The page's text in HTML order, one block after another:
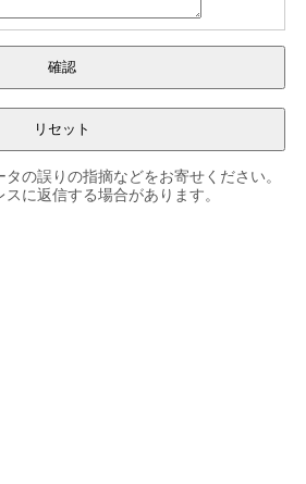
の誤りの指摘などをお寄せください。
に返信する場合があります。